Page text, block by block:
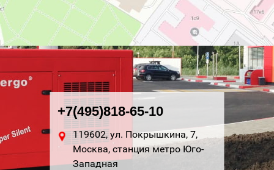
+7(495)818-65-10
119602, ул. Покрышкина, 7,
Москва, станция метро Юго-
Западная